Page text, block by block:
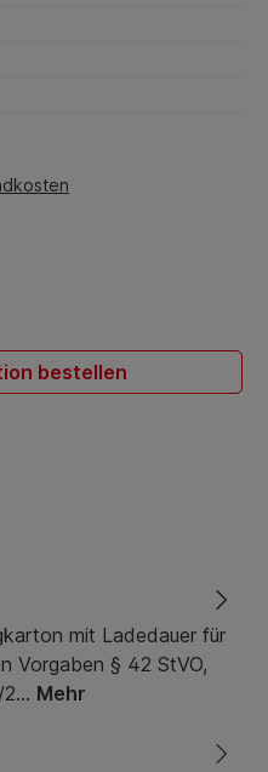
bestellen
mit Ladedauer für
Vorgaben § 42 StVO,
2… Mehr